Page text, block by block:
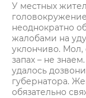
У местных
неоднократно
жалобами на
уклончиво. Мол,
запах – не
удалось
губернатора.
обязательно